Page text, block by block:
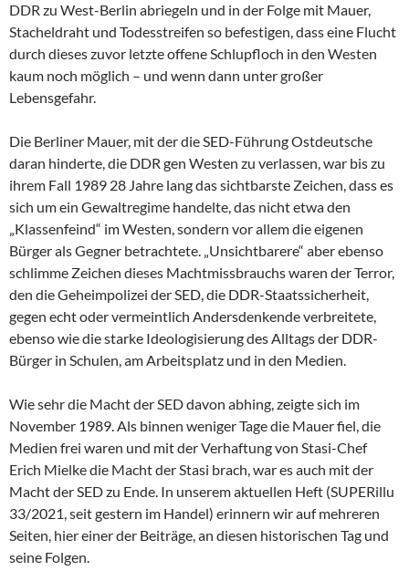
DDR zu West-Berlin abriegeln und in der Folge mit Mauer,
Stacheldraht und Todesstreifen so befestigen, dass eine Flucht
durch dieses zuvor letzte offene Schlupfloch in den Westen
kaum noch möglich – und wenn dann unter großer
Lebensgefahr.
Die Berliner Mauer, mit der die SED-Führung Ostdeutsche
daran hinderte, die DDR gen Westen zu verlassen, war bis zu
ihrem Fall 1989 28 Jahre lang das sichtbarste Zeichen, dass es
sich um ein Gewaltregime handelte, das nicht etwa den
„Klassenfeind“ im Westen, sondern vor allem die eigenen
Bürger als Gegner betrachtete. „Unsichtbarere“ aber ebenso
schlimme Zeichen dieses Machtmissbrauchs waren der Terror,
den die Geheimpolizei der SED, die DDR-Staatssicherheit,
gegen echt oder vermeintlich Andersdenkende verbreitete,
ebenso wie die starke Ideologisierung des Alltags der DDR-
Bürger in Schulen, am Arbeitsplatz und in den Medien.
Wie sehr die Macht der SED davon abhing, zeigte sich im
November 1989. Als binnen weniger Tage die Mauer fiel, die
Medien frei waren und mit der Verhaftung von Stasi-Chef
Erich Mielke die Macht der Stasi brach, war es auch mit der
Macht der SED zu Ende. In unserem aktuellen Heft (SUPERillu
33/2021, seit gestern im Handel) erinnern wir auf mehreren
Seiten, hier einer der Beiträge, an diesen historischen Tag und
seine Folgen.